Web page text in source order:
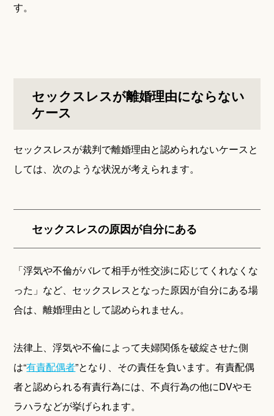
す。
セックスレスが離婚理由にならない
ケース
セックスレスが裁判で離婚理由と認められないケースと
しては、次のような状況が考えられます。
セックスレスの原因が自分にある
「浮気や不倫がバレて相手が性交渉に応じてくれなくな
った」など、セックスレスとなった原因が自分にある場
合は、離婚理由として認められません。
法律上、浮気や不倫によって夫婦関係を破綻させた側
は“有責配偶者”となり、その責任を負います。有責配偶
者と認められる有責行為には、不貞行為の他にDVやモ
ラハラなどが挙げられます。